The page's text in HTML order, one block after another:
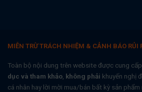
MIỄN TRỪ TRÁCH NHIỆM & CẢNH BÁO RỦI
Toàn bộ nội dung trên website được cung
dục và tham khảo, không phải khuyến nghị
cá nhân hay lời mời mua/bán bất kỳ sản phẩm